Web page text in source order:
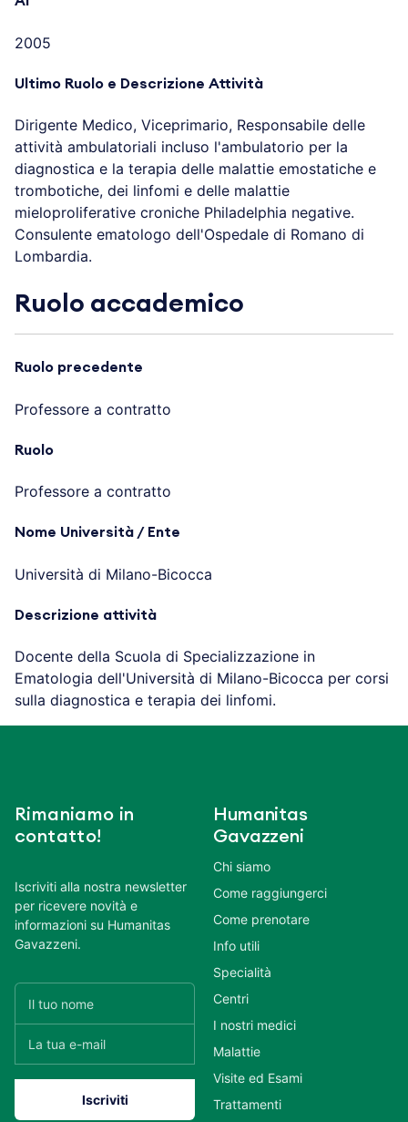
2005
Ultimo Ruolo e Descrizione Attività
Dirigente Medico, Viceprimario, Responsabile delle
attività ambulatoriali incluso l'ambulatorio per la
diagnostica e la terapia delle malattie emostatiche e
trombotiche, dei linfomi e delle malattie
mieloproliferative croniche Philadelphia negative.
Consulente ematologo dell'Ospedale di Romano di
Lombardia.
Ruolo accademico
Ruolo precedente
Professore a contratto
Ruolo
Professore a contratto
Nome Università / Ente
Università di Milano-Bicocca
Descrizione attività
Docente della Scuola di Specializzazione in
Ematologia dell'Università di Milano-Bicocca per corsi
sulla diagnostica e terapia dei linfomi.
Rimaniamo in
contatto!
Iscriviti alla nostra newsletter
per ricevere novità e
informazioni su Humanitas
Gavazzeni.
Humanitas
Gavazzeni
Chi siamo
Come raggiungerci
Come prenotare
Info utili
Specialità
Centri
I nostri medici
Malattie
Visite ed Esami
Trattamenti